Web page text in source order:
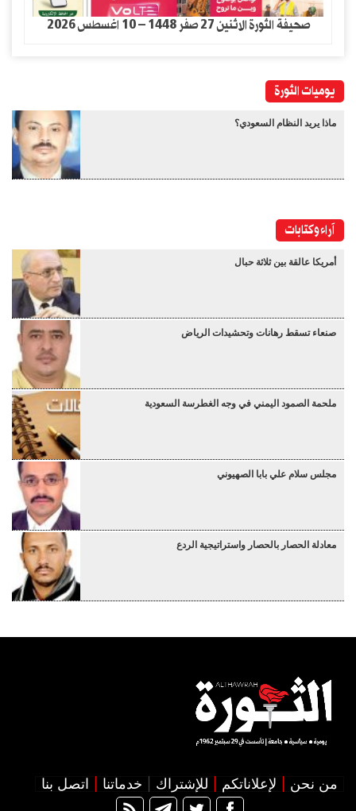
صحيفة الثورة الاثنين 27 صفر 1448 – 10 اغسطس 2026
يوميات الثورة
ماذا يريد النظام السعودي؟
آراء وكتابات
أمريكا عالقة بين ثلاثة حبال
صنعاء تسقط رهانات وتحشيدات الرياض
ملحمة الصمود اليمني في وجه الغطرسة السعودية
مجلس سلام علي بابا الصهيوني
معادلة الحصار بالحصار واستراتيجية الردع
من نحن لإعلاناتكم للإشتراك خدماتنا اتصل بنا